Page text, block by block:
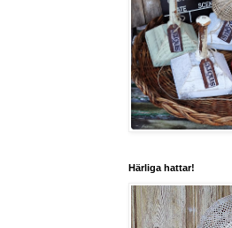
Härliga hattar!